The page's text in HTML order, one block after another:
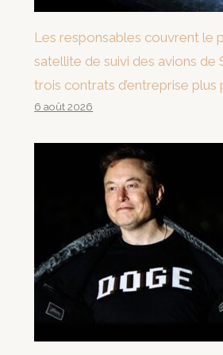
Les responsables couvrent le
satellite de suivi des avions de
trois contrats d’entreprise plus
6 août 2026